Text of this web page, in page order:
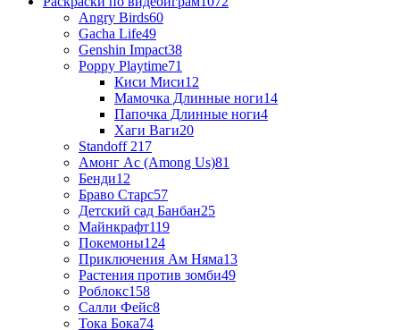
Angry Birds60
Gacha Life49
Genshin Impact38
Poppy Playtime71
Киси Миси12
Мамочка Длинные ноги14
Папочка Длинные ноги4
Хаги Ваги20
Standoff 217
Амонг Ас (Among Us)81
Бенди12
Браво Старс57
Детский сад Банбан25
Майнкрафт119
Покемоны124
Приключения Ам Няма13
Растения против зомби49
Роблокс158
Салли Фейс8
Тока Бока74